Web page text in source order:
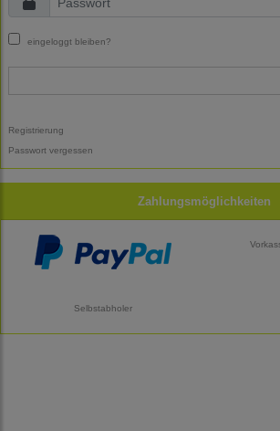
eingeloggt bleiben?
Registrierung
Passwort vergessen
Zahlungsmöglichkeiten
Selbstabholer